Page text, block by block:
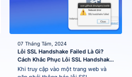
07 Tháng Tám, 2024
Lỗi SSL Handshake Failed Là Gì?
Cách Khắc Phục Lỗi SSL Handshake
Failed
Khi truy cập vào một trang web và